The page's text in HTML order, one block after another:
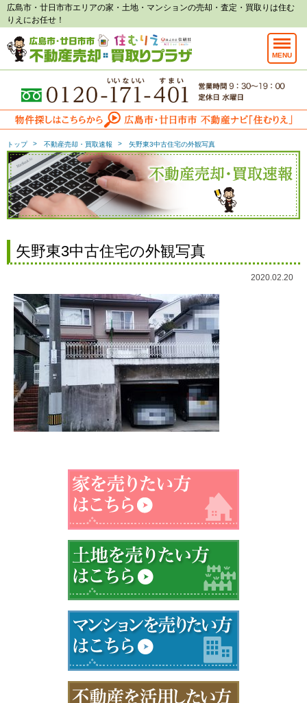
広島市・廿日市市エリアの家・土地・マンションの売却・査定・買取りは住む
りえにお任せ！
MENU
トップ 不動産売却・買取速報 矢野東3中古住宅の外観写真
矢野東3中古住宅の外観写真
2020.02.20